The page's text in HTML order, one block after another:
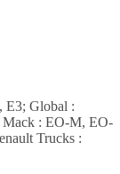
E3; Global :
Mack : EO-M, EO-
Trucks :